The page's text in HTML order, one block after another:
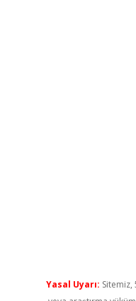
Yasal Uyarı: